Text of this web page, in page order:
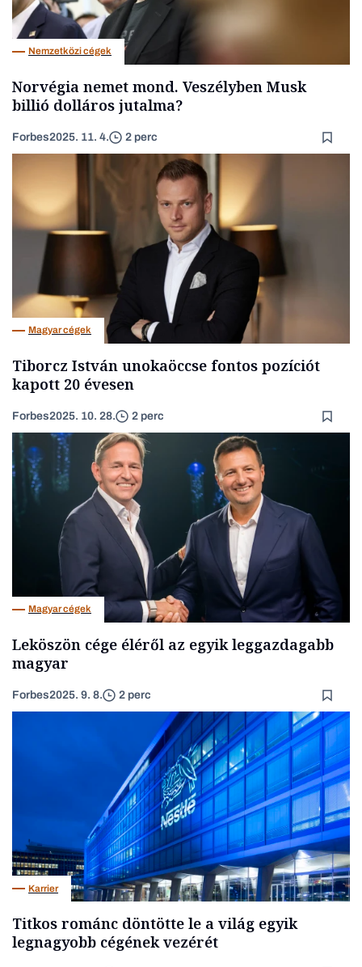
Nemzetközi cégek
Norvégia nemet mond. Veszélyben Musk
billió dolláros jutalma?
Forbes2025. 11. 4. 2 perc
Magyar cégek
Tiborcz István unokaöccse fontos pozíciót
kapott 20 évesen
Forbes2025. 10. 28. 2 perc
Magyar cégek
Leköszön cége éléről az egyik leggazdagabb
magyar
Forbes2025. 9. 8. 2 perc
Karrier
Titkos románc döntötte le a világ egyik
legnagyobb cégének vezérét